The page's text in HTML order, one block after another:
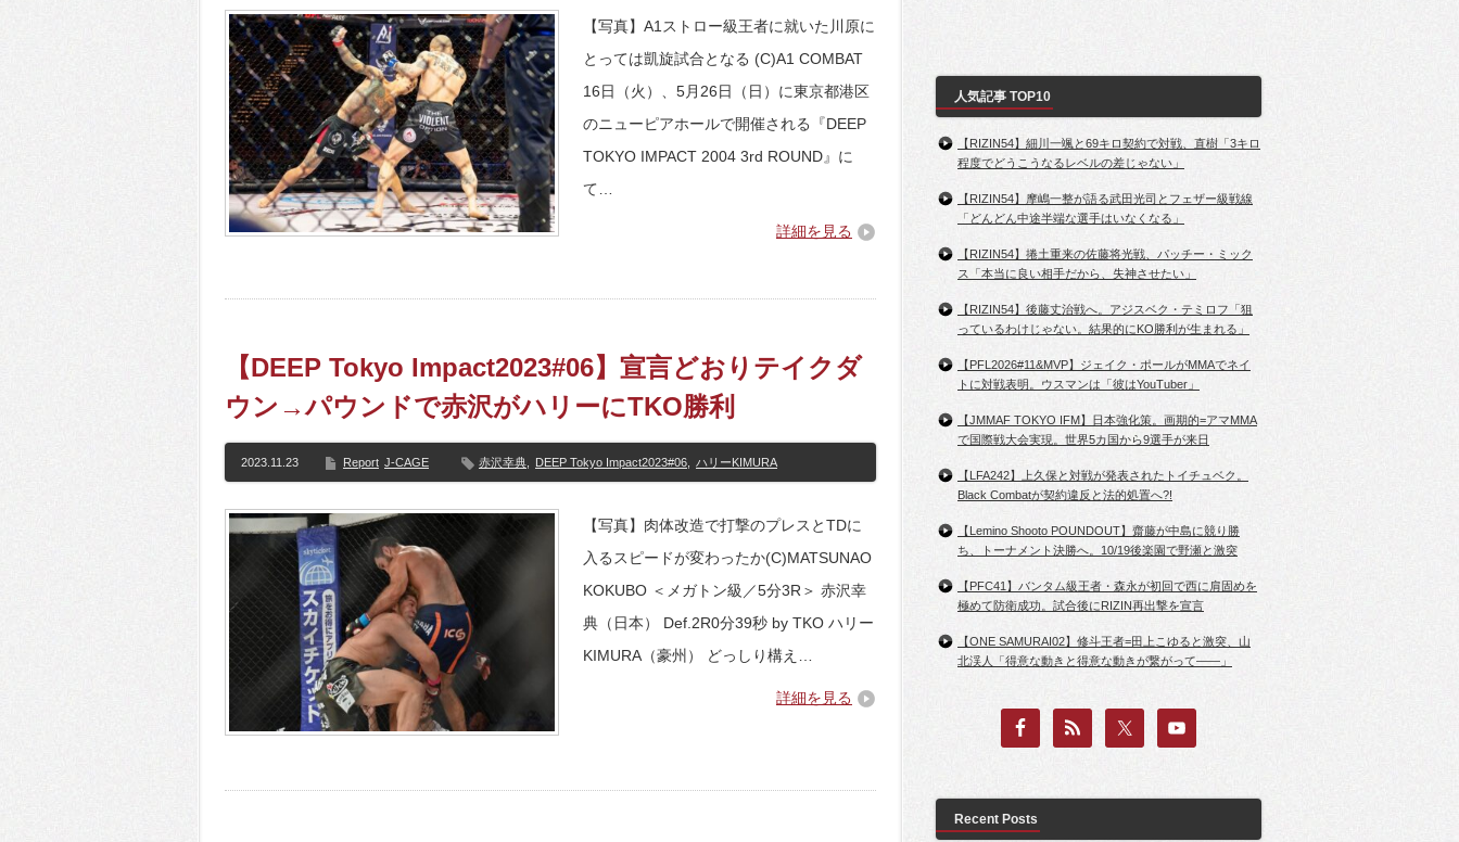
【写真】A1ストロー級王者に就いた川原に
とっては凱旋試合となる (C)A1 COMBAT
16日（火）、5月26日（日）に東京都港区
のニューピアホールで開催される『DEEP
TOKYO IMPACT 2004 3rd ROUND』に
て…
詳細を見る
【DEEP Tokyo Impact2023#06】宣言どおりテイクダ
ウン→パウンドで赤沢がハリーにTKO勝利
2023.11.23 Report J-CAGE 赤沢幸典 DEEP Tokyo Impact2023#06 ハリーKIMURA
【写真】肉体改造で打撃のプレスとTDに
入るスピードが変わったか(C)MATSUNAO
KOKUBO ＜メガトン級／5分3R＞ 赤沢幸
典（日本） Def.2R0分39秒 by TKO ハリー
KIMURA（豪州） どっしり構え…
詳細を見る
人気記事 TOP10
【RIZIN54】細川一颯と69キロ契約で対戦、直樹「3キロ
程度でどうこうなるレベルの差じゃない」
【RIZIN54】摩嶋一整が語る武田光司とフェザー級戦線
「どんどん中途半端な選手はいなくなる」
【RIZIN54】捲土重来の佐藤将光戦、パッチー・ミック
ス「本当に良い相手だから、失神させたい」
【RIZIN54】後藤丈治戦へ。アジスベク・テミロフ「狙
っているわけじゃない。結果的にKO勝利が生まれる」
【PFL2026#11&MVP】ジェイク・ポールがMMAでネイ
トに対戦表明。ウスマンは「彼はYouTuber」
【JMMAF TOKYO IFM】日本強化策。画期的=アマMMA
で国際戦大会実現。世界5カ国から9選手が来日
【LFA242】上久保と対戦が発表されたトイチュベク。
Black Combatが契約違反と法的処置へ?!
【Lemino Shooto POUNDOUT】齋藤が中島に競り勝
ち、トーナメント決勝へ。10/19後楽園で野瀬と激突
【PFC41】バンタム級王者・森永が初回で西に肩固めを
極めて防衛成功。試合後にRIZIN再出撃を宣言
【ONE SAMURAI02】修斗王者=田上こゆると激突、山
北渓人「得意な動きと得意な動きが繋がって――」
Recent Posts